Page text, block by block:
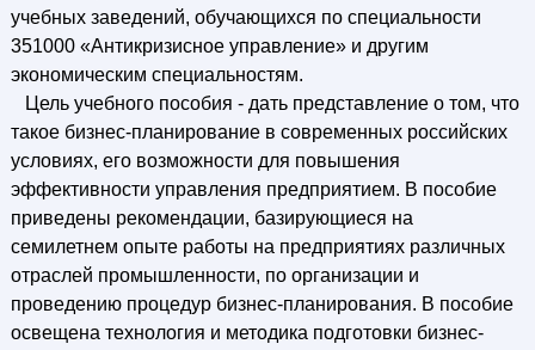
учебных заведений, обучающихся по специальности
351000 «Антикризисное управление» и другим
экономическим специальностям.
Цель учебного пособия - дать представление о том, что
такое бизнес-планирование в современных российских
условиях, его возможности для повышения
эффективности управления предприятием. В пособие
приведены рекомендации, базирующиеся на
семилетнем опыте работы на предприятиях различных
отраслей промышленности, по организации и
проведению процедур бизнес-планирования. В пособие
освещена технология и методика подготовки бизнес-